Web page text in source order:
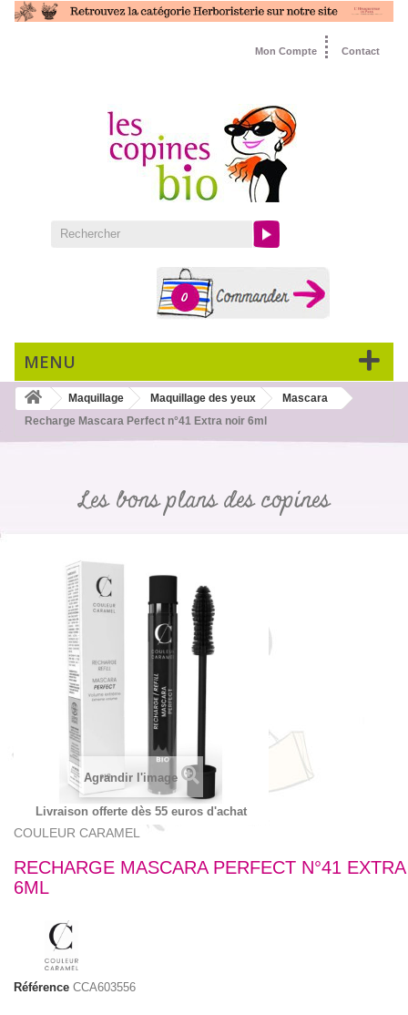
Contact
Mon Compte
0
MENU
Maquillage Maquillage des yeux
Mascara
Recharge Mascara Perfect n°41 Extra noir 6ml
Les bons plans des copines
Agrandir l'image
Livraison offerte dès 55 euros d'achat
COULEUR CARAMEL
RECHARGE MASCARA PERFECT N°41
6ML
Référence CCA603556